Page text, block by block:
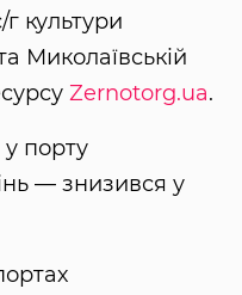
культури
Миколаївській
Zernotorg.ua.
порту
— знизився у